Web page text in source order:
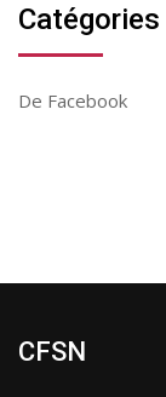
Catégories
De Facebook
CFSN